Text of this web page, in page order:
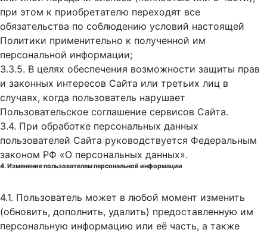
при этом к приобретателю переходят все
обязательства по соблюдению условий настоящей
Политики применительно к полученной им
персональной информации;
3.3.5. В целях обеспечения возможности защиты прав
и законных интересов Сайта или третьих лиц в
случаях, когда пользователь нарушает
Пользовательское соглашение сервисов Сайта.
3.4. При обработке персональных данных
пользователей Сайта руководствуется Федеральным
законом РФ «О персональных данных».
4. Изменение пользователем персональной информации
4.1. Пользователь может в любой момент изменить
(обновить, дополнить, удалить) предоставленную им
персональную информацию или её часть, а также